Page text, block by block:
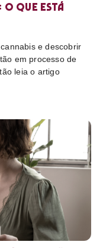
O que está
e descobrir
em processo de
leia o artigo